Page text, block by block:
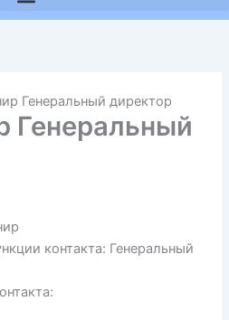
Генеральный директор
контакта: Генеральный